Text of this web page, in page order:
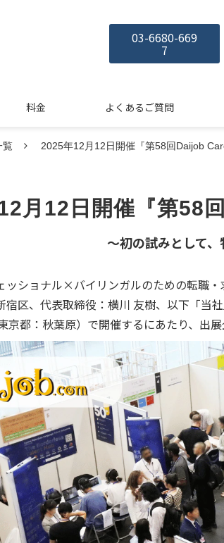
03-6680-669
7
料金 よくあるご質問
覧 2025年12月12日開催『第58回Daijob
月12日開催『第58
～初の試みとして
ッショナル×バイリンガルのための転職
宿区、代表取締役：横川 友樹、以下「当
京都：秋葉原）で開催するにあたり、出展